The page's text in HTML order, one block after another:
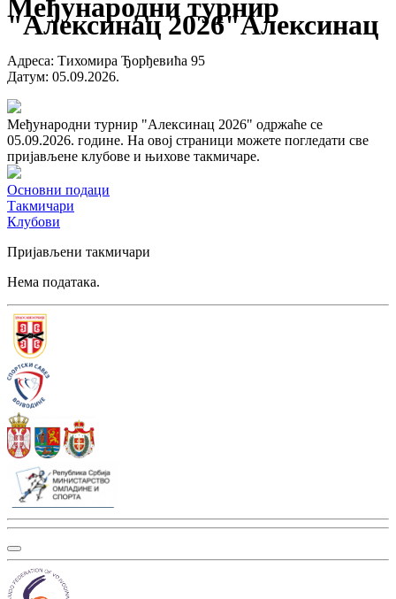
Међународни турнир
"Алексинац 2026"Алексинац
Адреса: Тихомира Ђорђевића 95
Датум: 05.09.2026.
Међународни турнир "Алексинац 2026" одржаће се
05.09.2026. године. На овој страници можете погледати све
пријављене клубове и њихове такмичаре.
Основни подаци
Такмичари
Клубови
Пријављени такмичари
Нема података.